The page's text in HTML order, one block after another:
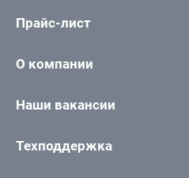
Прайс-лист
О компании
Наши вакансии
Техподдержка